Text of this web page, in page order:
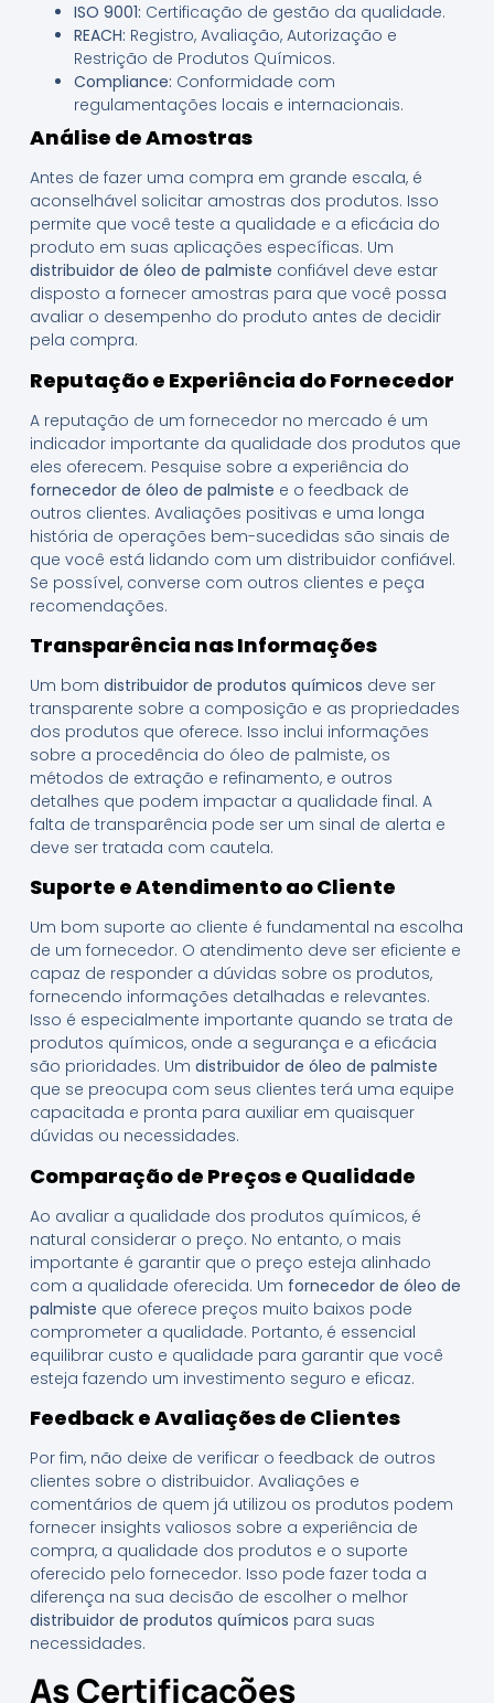
ISO 9001: Certificação de gestão da qualidade.
REACH: Registro, Avaliação, Autorização e
Restrição de Produtos Químicos.
Compliance: Conformidade com
regulamentações locais e internacionais.
Análise de Amostras
Antes de fazer uma compra em grande escala, é
aconselhável solicitar amostras dos produtos. Isso
permite que você teste a qualidade e a eficácia do
produto em suas aplicações específicas. Um
distribuidor de óleo de palmiste confiável deve estar
disposto a fornecer amostras para que você possa
avaliar o desempenho do produto antes de decidir
pela compra.
Reputação e Experiência do Fornecedor
A reputação de um fornecedor no mercado é um
indicador importante da qualidade dos produtos que
eles oferecem. Pesquise sobre a experiência do
fornecedor de óleo de palmiste e o feedback de
outros clientes. Avaliações positivas e uma longa
história de operações bem-sucedidas são sinais de
que você está lidando com um distribuidor confiável.
Se possível, converse com outros clientes e peça
recomendações.
Transparência nas Informações
Um bom distribuidor de produtos químicos deve ser
transparente sobre a composição e as propriedades
dos produtos que oferece. Isso inclui informações
sobre a procedência do óleo de palmiste, os
métodos de extração e refinamento, e outros
detalhes que podem impactar a qualidade final. A
falta de transparência pode ser um sinal de alerta e
deve ser tratada com cautela.
Suporte e Atendimento ao Cliente
Um bom suporte ao cliente é fundamental na escolha
de um fornecedor. O atendimento deve ser eficiente e
capaz de responder a dúvidas sobre os produtos,
fornecendo informações detalhadas e relevantes.
Isso é especialmente importante quando se trata de
produtos químicos, onde a segurança e a eficácia
são prioridades. Um distribuidor de óleo de palmiste
que se preocupa com seus clientes terá uma equipe
capacitada e pronta para auxiliar em quaisquer
dúvidas ou necessidades.
Comparação de Preços e Qualidade
Ao avaliar a qualidade dos produtos químicos, é
natural considerar o preço. No entanto, o mais
importante é garantir que o preço esteja alinhado
com a qualidade oferecida. Um fornecedor de óleo de
palmiste que oferece preços muito baixos pode
comprometer a qualidade. Portanto, é essencial
equilibrar custo e qualidade para garantir que você
esteja fazendo um investimento seguro e eficaz.
Feedback e Avaliações de Clientes
Por fim, não deixe de verificar o feedback de outros
clientes sobre o distribuidor. Avaliações e
comentários de quem já utilizou os produtos podem
fornecer insights valiosos sobre a experiência de
compra, a qualidade dos produtos e o suporte
oferecido pelo fornecedor. Isso pode fazer toda a
diferença na sua decisão de escolher o melhor
distribuidor de produtos químicos para suas
necessidades.
As Certificações